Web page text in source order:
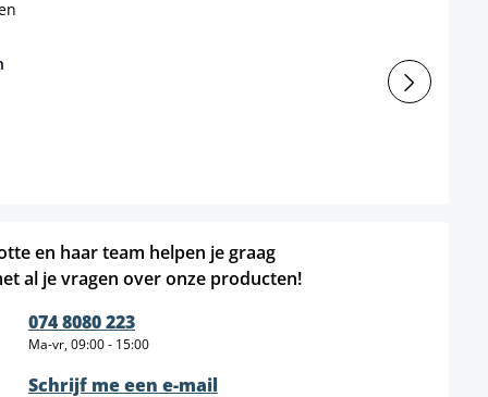
en haar team helpen je graag
al je vragen over onze producten!
074 8080 223
Ma-vr, 09:00 - 15:00
Schrijf me een e-mail